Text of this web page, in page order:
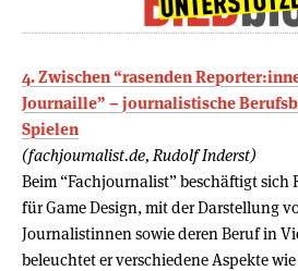
4. Zwischen “rasenden
Journaille” – journalistische
Spielen
(fachjournalist.de, Rudolf Inderst)
Beim “Fachjournalist” beschäftigt sich
für Game Design, mit der Darstellung
Journalistinnen sowie deren Beruf in
beleuchtet er verschiedene Aspekte